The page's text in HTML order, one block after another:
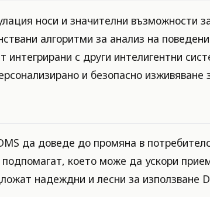
носи и значителни възможности
алгоритми за анализ на
с други интелигентни
и безопасно изживяване
да доведе до промяна в
което може да ускори
надеждни и лесни за използване